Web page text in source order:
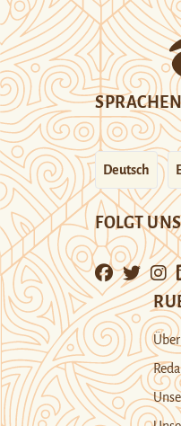
SPRACHEN
Deutsch
FOLGT UNS